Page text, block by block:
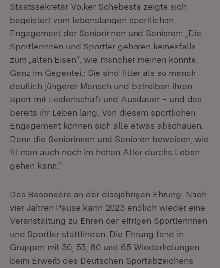
Staatssekretär Volker Schebesta zeigte sich
begeistert vom lebenslangen sportlichen
Engagement der Seniorinnen und Senioren: „Die
Sportlerinnen und Sportler gehören keinesfalls
zum „alten Eisen“, wie mancher meinen könnte.
Ganz im Gegenteil: Sie sind fitter als so manch
deutlich jüngerer Mensch und betreiben ihren
Sport mit Leidenschaft und Ausdauer – und das
bereits ihr Leben lang. Von diesem sportlichen
Engagement können sich alle etwas abschauen.
Denn die Seniorinnen und Senioren beweisen, wie
fit man auch noch im hohen Alter durchs Leben
gehen kann.“
Das Besondere an der diesjährigen Ehrung: Nach
vier Jahren Pause kann 2023 endlich wieder eine
Veranstaltung zu Ehren der eifrigen Sportlerinnen
und Sportler stattfinden. Die Ehrung fand in
Gruppen mit 50, 55, 60 und 65 Wiederholungen
beim Erwerb des Deutschen Sportabzeichens